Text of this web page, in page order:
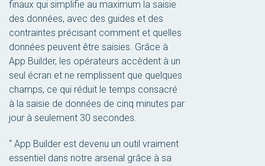
finaux qui simplifie au maximum la saisie
des données, avec des guides et des
contraintes précisant comment et quelles
données peuvent être saisies. Grâce à
App Builder, les opérateurs accèdent à un
seul écran et ne remplissent que quelques
champs, ce qui réduit le temps consacré
à la saisie de données de cinq minutes par
jour à seulement 30 secondes.
“ App Builder est devenu un outil vraiment
essentiel dans notre arsenal grâce à sa